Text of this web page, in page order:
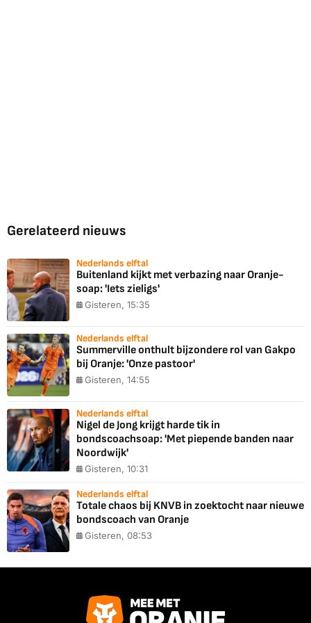
Gerelateerd nieuws
Nederlands elftal
Buitenland kijkt met verbazing naar Oranje-
soap: 'Iets zieligs'
Gisteren, 15:35
Nederlands elftal
Summerville onthult bijzondere rol van Gakpo
bij Oranje: 'Onze pastoor'
Gisteren, 14:55
Nederlands elftal
Nigel de Jong krijgt harde tik in
bondscoachsoap: 'Met piepende banden naar
Noordwijk'
Gisteren, 10:31
Nederlands elftal
Totale chaos bij KNVB in zoektocht naar nieuwe
bondscoach van Oranje
Gisteren, 08:53